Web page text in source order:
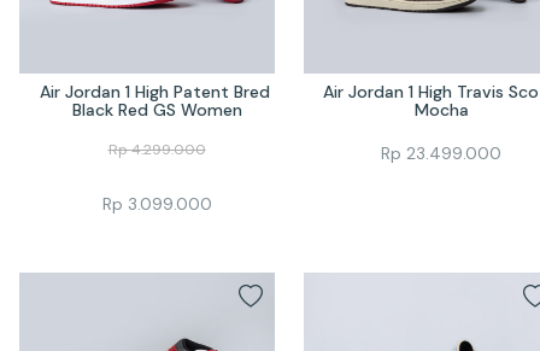
Air Jordan 1 High Patent Bred
Black Red GS Women
Rp4.299.000
Rp 3.099.000
Air Jordan 1 High Travis
Mocha
Rp 23.499.000